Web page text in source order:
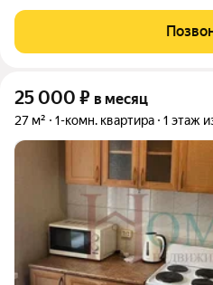
25 000 ₽ в месяц
27 м² 1-комн. квартира 1 этаж